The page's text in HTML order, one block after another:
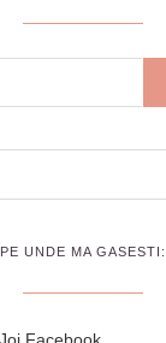
PE UNDE MA GASESTI: